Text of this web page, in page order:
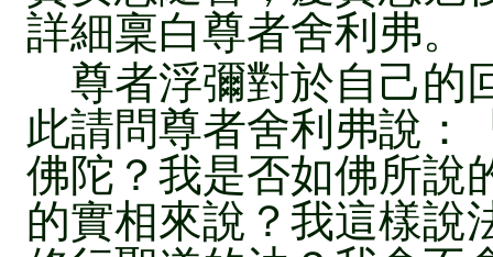
詳細稟白尊者舍利弗。
尊者浮彌對於自己的
此請問尊者舍利弗說：
佛陀？我是否如佛所說
的實相來說？我這樣說